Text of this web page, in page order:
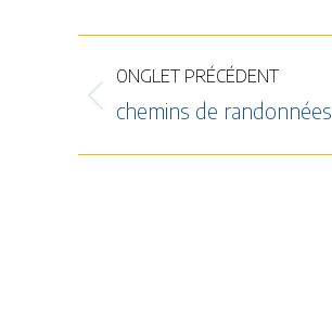
Navigation
de
ONGLET PRÉCÉDENT
Onglet
chemins de randonnées